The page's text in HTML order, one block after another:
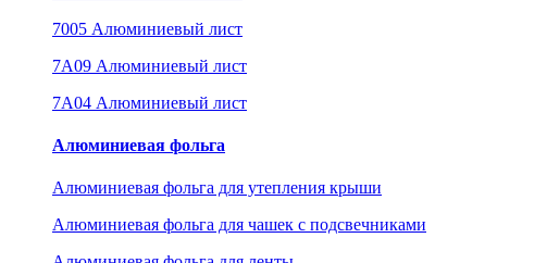
7005 Алюминиевый лист
7A09 Алюминиевый лист
7A04 Алюминиевый лист
Алюминиевая фольга
Алюминиевая фольга для утепления крыши
Алюминиевая фольга для чашек с подсвечниками